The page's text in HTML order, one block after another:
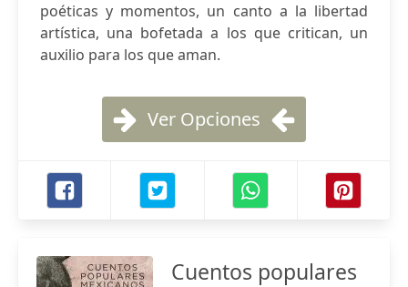
poéticas y momentos, un canto a la libertad
artística, una bofetada a los que critican, un
auxilio para los que aman.
Ver Opciones
Cuentos populares